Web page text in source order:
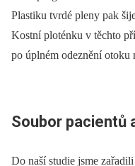
Plastiku tvrdé pleny pak
Kostní ploténku v těchto
po úplném odeznění otoku
Soubor pacientů
Do naší studie jsme